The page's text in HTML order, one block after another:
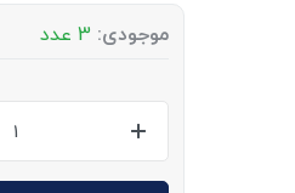
موجودی: 3 عدد